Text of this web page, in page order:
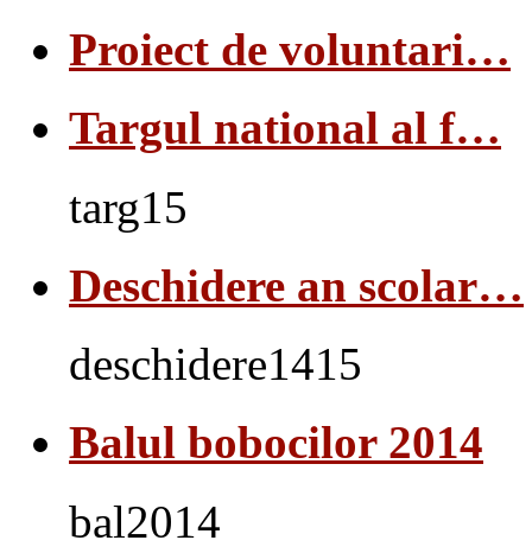
Proiect de voluntari…
Targul national al f…
targ15
Deschidere an scolar…
deschidere1415
Balul bobocilor 2014
bal2014